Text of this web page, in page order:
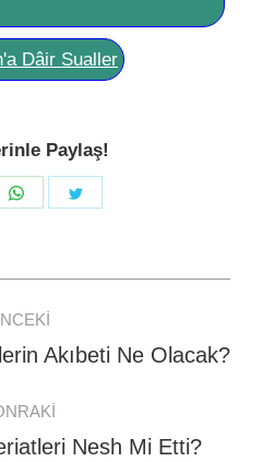
Dâir Sualler
Paylaş!
Share
Previous
Akıbeti Ne Olacak?
Next
Nesh Mi Etti?